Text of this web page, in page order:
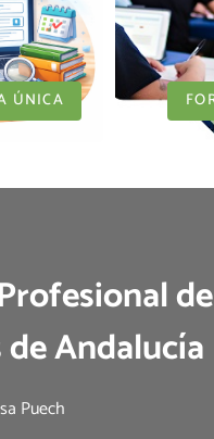
ÚNICA
de
Andalucía
Puech